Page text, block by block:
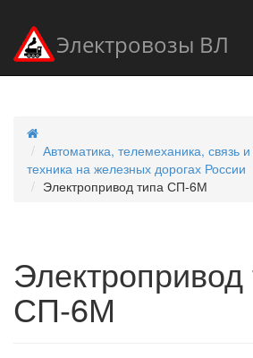
Электровозы ВЛ
Автоматика, телемеханика, связь
техника на железных дорогах России
Электропривод типа СП-6М
Электропривод
СП-6М